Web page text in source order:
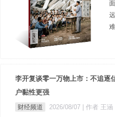
李开复谈零一万物上市：不追逐
户黏性更强
财经频道 2026/08/07 | 作者 王涵